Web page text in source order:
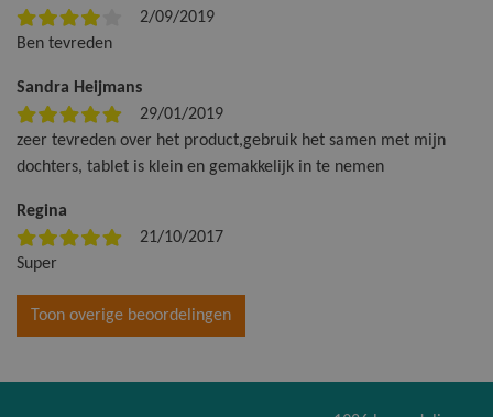
2/09/2019
Ben tevreden
Sandra Heijmans
29/01/2019
zeer tevreden over het product,gebruik het samen met mijn
dochters, tablet is klein en gemakkelijk in te nemen
Regina
21/10/2017
Super
Toon overige beoordelingen